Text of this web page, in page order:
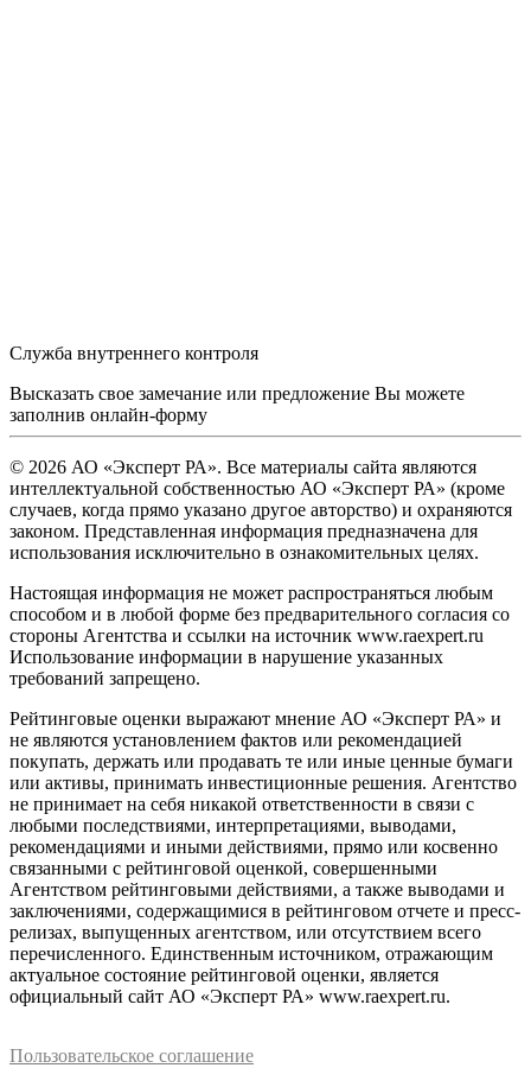
Служба внутреннего контроля
Высказать свое замечание или предложение Вы можете
заполнив онлайн-форму
© 2026 АО «Эксперт РА». Все материалы сайта являются
интеллектуальной собственностью АО «Эксперт РА» (кроме
случаев, когда прямо указано другое авторство) и охраняются
законом. Представленная информация предназначена для
использования исключительно в ознакомительных целях.
Настоящая информация не может распространяться любым
способом и в любой форме без предварительного согласия со
стороны Агентства и ссылки на источник www.raexpert.ru
Использование информации в нарушение указанных
требований запрещено.
Рейтинговые оценки выражают мнение АО «Эксперт РА» и
не являются установлением фактов или рекомендацией
покупать, держать или продавать те или иные ценные бумаги
или активы, принимать инвестиционные решения. Агентство
не принимает на себя никакой ответственности в связи с
любыми последствиями, интерпретациями, выводами,
рекомендациями и иными действиями, прямо или косвенно
связанными с рейтинговой оценкой, совершенными
Агентством рейтинговыми действиями, а также выводами и
заключениями, содержащимися в рейтинговом отчете и пресс-
релизах, выпущенных агентством, или отсутствием всего
перечисленного. Единственным источником, отражающим
актуальное состояние рейтинговой оценки, является
официальный сайт АО «Эксперт РА» www.raexpert.ru.
Пользовательское соглашение